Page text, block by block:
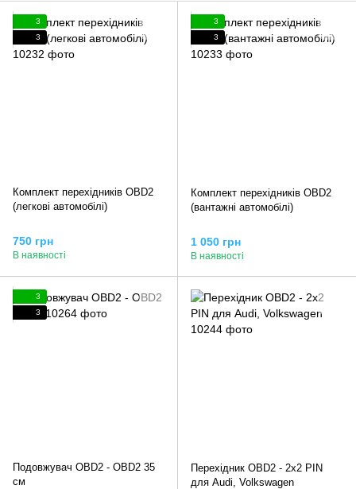
3
3
Комплект перехідників OBD2
(легкові автомобілі)
750 грн
В наявності
3
3
Комплект перехідників OBD2
(вантажні автомобілі)
1 050 грн
В наявності
3
3
Подовжувач OBD2 - OBD2 35
см
Перехідник OBD2 - 2x2 PIN
для Audi, Volkswagen